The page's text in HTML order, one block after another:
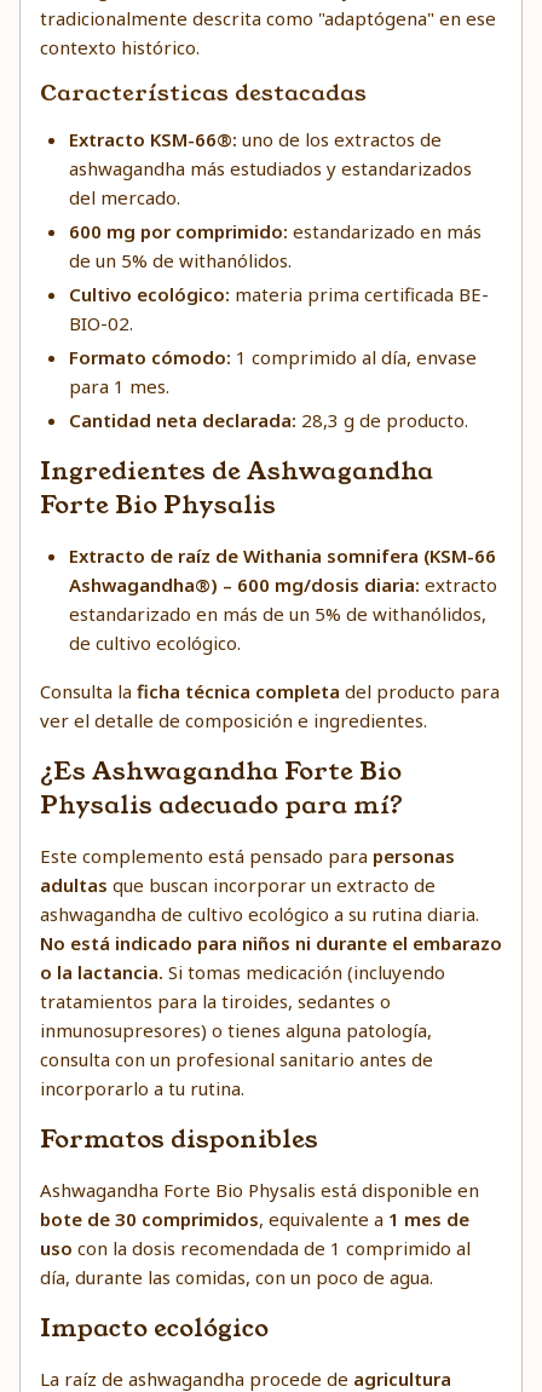
tradicionalmente descrita como "adaptógena" en ese
contexto histórico.
Características destacadas
Extracto KSM-66®: uno de los extractos de
ashwagandha más estudiados y estandarizados
del mercado.
600 mg por comprimido: estandarizado en más
de un 5% de withanólidos.
Cultivo ecológico: materia prima certificada BE-
BIO-02.
Formato cómodo: 1 comprimido al día, envase
para 1 mes.
Cantidad neta declarada: 28,3 g de producto.
Ingredientes de Ashwagandha
Forte Bio Physalis
Extracto de raíz de Withania somnifera (KSM-66
Ashwagandha®) – 600 mg/dosis diaria: extracto
estandarizado en más de un 5% de withanólidos,
de cultivo ecológico.
Consulta la ficha técnica completa del producto para
ver el detalle de composición e ingredientes.
¿Es Ashwagandha Forte Bio
Physalis adecuado para mí?
Este complemento está pensado para personas
adultas que buscan incorporar un extracto de
ashwagandha de cultivo ecológico a su rutina diaria.
No está indicado para niños ni durante el embarazo
o la lactancia. Si tomas medicación (incluyendo
tratamientos para la tiroides, sedantes o
inmunosupresores) o tienes alguna patología,
consulta con un profesional sanitario antes de
incorporarlo a tu rutina.
Formatos disponibles
Ashwagandha Forte Bio Physalis está disponible en
bote de 30 comprimidos, equivalente a 1 mes de
uso con la dosis recomendada de 1 comprimido al
día, durante las comidas, con un poco de agua.
Impacto ecológico
La raíz de ashwagandha procede de agricultura